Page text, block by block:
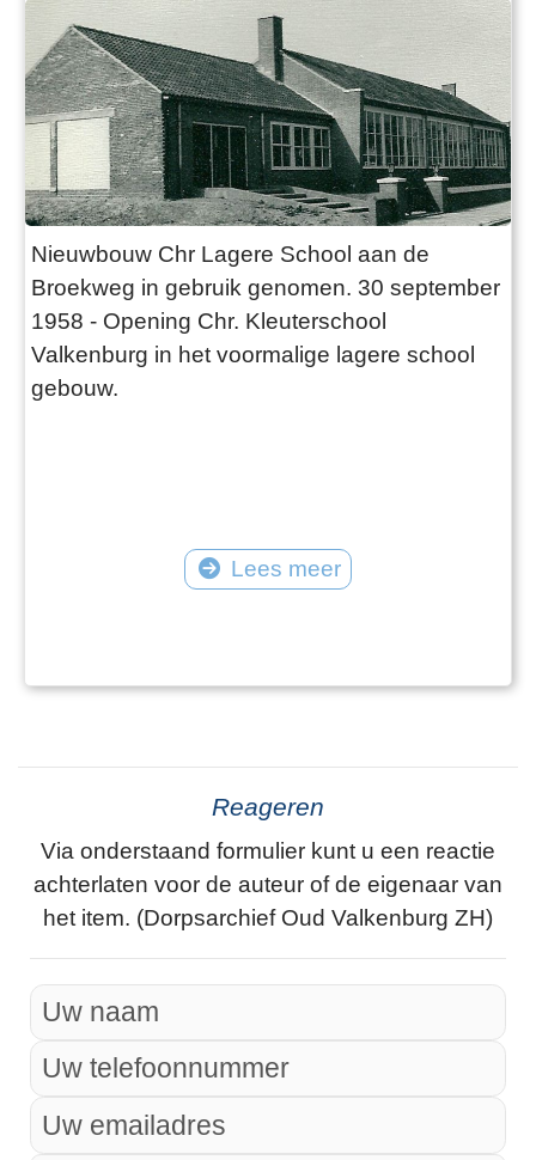
Nieuwbouw Chr Lagere School aan de
Broekweg in gebruik genomen. 30 september
1958 - Opening Chr. Kleuterschool
Valkenburg in het voormalige lagere school
gebouw.
Lees meer
Reageren
Via onderstaand formulier kunt u een reactie
achterlaten voor de auteur of de eigenaar van
het item. (Dorpsarchief Oud Valkenburg ZH)